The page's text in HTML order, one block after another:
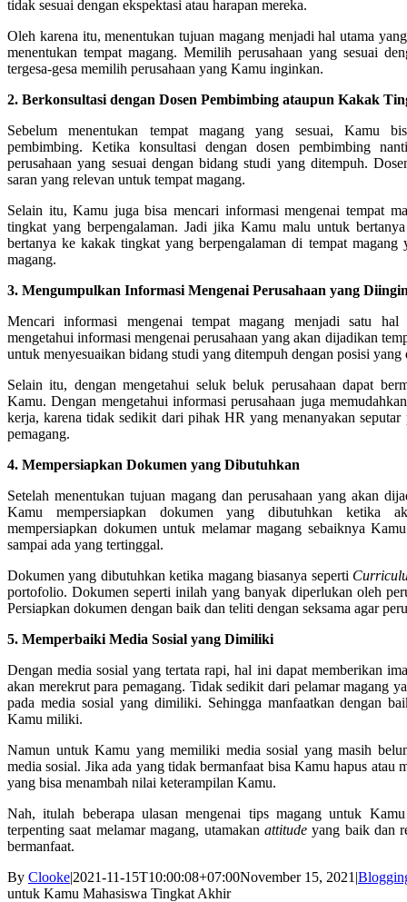
tidak sesuai dengan ekspektasi atau harapan mereka.
Oleh karena itu, menentukan tujuan magang menjadi hal utama
menentukan tempat magang. Memilih perusahaan yang sesuai
tergesa-gesa memilih perusahaan yang Kamu inginkan.
2. Berkonsultasi dengan Dosen Pembimbing ataupun Kakak
Sebelum menentukan tempat magang yang sesuai, Kamu
pembimbing. Ketika konsultasi dengan dosen pembimbing
perusahaan yang sesuai dengan bidang studi yang ditempuh.
saran yang relevan untuk tempat magang.
Selain itu, Kamu juga bisa mencari informasi mengenai tempat
tingkat yang berpengalaman. Jadi jika Kamu malu untuk
bertanya ke kakak tingkat yang berpengalaman di tempat magang
magang.
3. Mengumpulkan Informasi Mengenai Perusahaan yang
Mencari informasi mengenai tempat magang menjadi satu
mengetahui informasi mengenai perusahaan yang akan dijadikan
untuk menyesuaikan bidang studi yang ditempuh dengan posisi
Selain itu, dengan mengetahui seluk beluk perusahaan dapat
Kamu. Dengan mengetahui informasi perusahaan juga
kerja, karena tidak sedikit dari pihak HR yang menanyakan seputar
pemagang.
4. Mempersiapkan Dokumen yang Dibutuhkan
Setelah menentukan tujuan magang dan perusahaan yang akan
Kamu mempersiapkan dokumen yang dibutuhkan ketika
mempersiapkan dokumen untuk melamar magang sebaiknya
sampai ada yang tertinggal.
Dokumen yang dibutuhkan ketika magang biasanya seperti
portofolio. Dokumen seperti inilah yang banyak diperlukan oleh
Persiapkan dokumen dengan baik dan teliti dengan seksama agar
5. Memperbaiki Media Sosial yang Dimiliki
Dengan media sosial yang tertata rapi, hal ini dapat memberikan
akan merekrut para pemagang. Tidak sedikit dari pelamar magang
pada media sosial yang dimiliki. Sehingga manfaatkan dengan
Kamu miliki.
Namun untuk Kamu yang memiliki media sosial yang masih
media sosial. Jika ada yang tidak bermanfaat bisa Kamu hapus atau
yang bisa menambah nilai keterampilan Kamu.
Nah, itulah beberapa ulasan mengenai tips magang untuk
terpenting saat melamar magang, utamakan attitudeyang baik dan
bermanfaat.
By Clooke|2021-11-15T10:00:08+07:00November 15, 2021 |
untuk Kamu Mahasiswa Tingkat Akhir